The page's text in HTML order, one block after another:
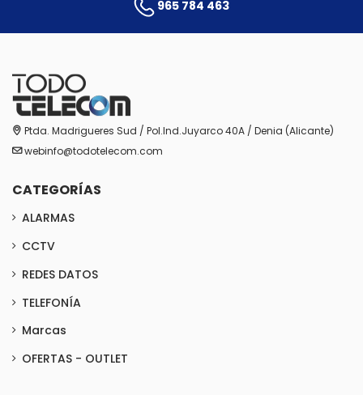
965 784 463
Ptda. Madrigueres Sud / Pol.Ind.Juyarco 40A / Denia (Alicante)
webinfo@todotelecom.com
CATEGORÍAS
ALARMAS
CCTV
REDES DATOS
TELEFONÍA
Marcas
OFERTAS - OUTLET